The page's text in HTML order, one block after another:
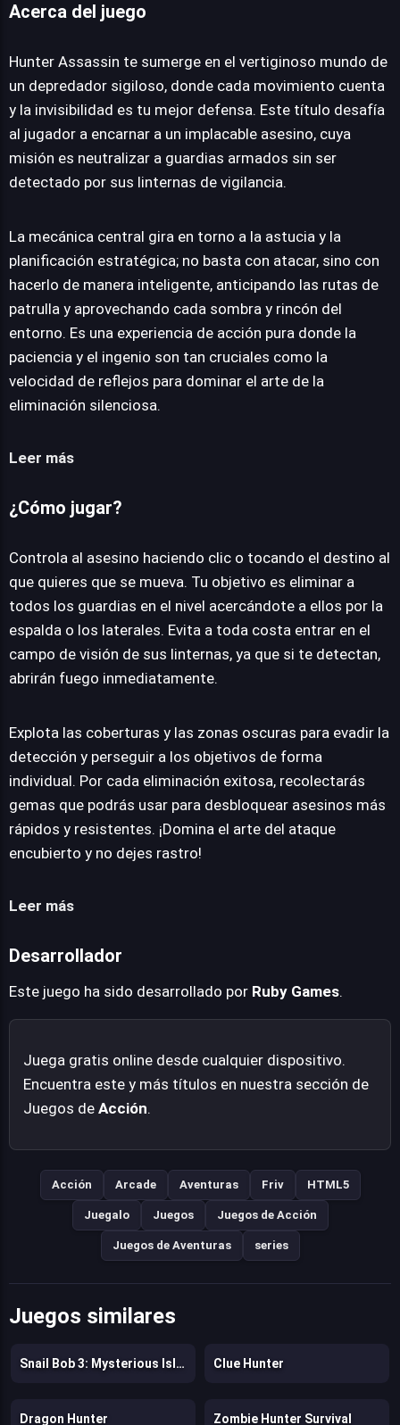
JUEGALO AHORA
Acerca del juego
Hunter Assassin te sumerge en el vertiginoso mundo de
un depredador sigiloso, donde cada movimiento cuenta
y la invisibilidad es tu mejor defensa. Este título desafía
al jugador a encarnar a un implacable asesino, cuya
misión es neutralizar a guardias armados sin ser
detectado por sus linternas de vigilancia.
La mecánica central gira en torno a la astucia y la
planificación estratégica; no basta con atacar, sino con
hacerlo de manera inteligente, anticipando las rutas de
patrulla y aprovechando cada sombra y rincón del
entorno. Es una experiencia de acción pura donde la
paciencia y el ingenio son tan cruciales como la
velocidad de reflejos para dominar el arte de la
eliminación silenciosa.
Leer más
¿Cómo jugar?
Controla al asesino haciendo clic o tocando el destino al
que quieres que se mueva. Tu objetivo es eliminar a
todos los guardias en el nivel acercándote a ellos por la
espalda o los laterales. Evita a toda costa entrar en el
campo de visión de sus linternas, ya que si te detectan,
abrirán fuego inmediatamente.
Explota las coberturas y las zonas oscuras para evadir la
detección y perseguir a los objetivos de forma
individual. Por cada eliminación exitosa, recolectarás
gemas que podrás usar para desbloquear asesinos más
rápidos y resistentes. ¡Domina el arte del ataque
encubierto y no dejes rastro!
Leer más
Desarrollador
Este juego ha sido desarrollado por Ruby Games.
Juega gratis online desde cualquier dispositivo.
Encuentra este y más títulos en nuestra sección de
Juegos de Acción.
Acción Arcade Aventuras Friv HTML5
Juegalo Juegos Juegos de Acción
Juegos de Aventuras series
Juegos similares
Snail Bob 3: Mysterious Island Clue Hunter
Dragon Hunter Zombie Hunter Survival